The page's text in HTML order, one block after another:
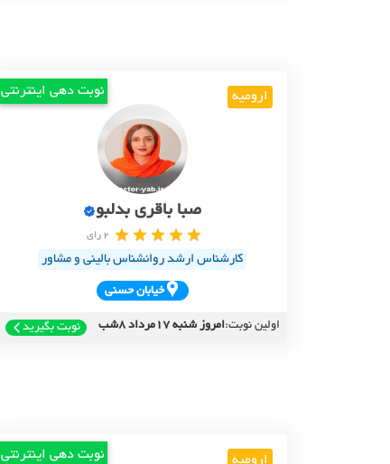
ارومیه نوبت دهی اینترنتی
صبا باقری بدلبو
2 رای
کارشناس ارشد روانشناس بالینی و مشاور
خيابان حسني
اولین نوبت:امروز شنبه 17مرداد 8شب نوبت بگیرید
ارومیه نوبت دهی اینترنتی